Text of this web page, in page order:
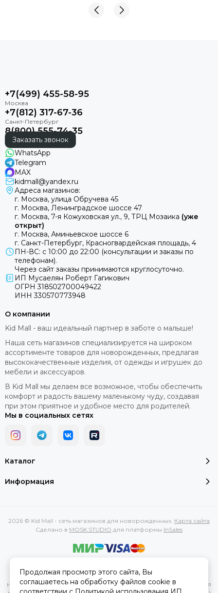
+7(499) 455-58-95
+7(812) 317-67-36
8(800) 555-74-35
Заказать звонок
WhatsApp
Telegram
MAX
kidmall@yandex.ru
Адреса магазинов:
г. Москва, улица Обручева 45
г. Москва, Ленинградское шоссе 47
г. Москва, 7-я Кожуховская ул., 9, ТРЦ Мозаика (уже
открыт)
г. Москва, Аминьевское шоссе 6
г. Санкт-Петербург, Красногвардейская площадь, 4
ПН-ВС: с 10:00 до 22:00 (консультации и заказы по
телефонам).
Через сайт заказы принимаются круглосуточно.
ИП Мусаелян Роберт Гагикович
ОГРН 318502700049422
ИНН 330570773948
Каталог
Информация
О компании
Kid Mall - ваш идеальный партнер в заботе о малыше!
Наша сеть магазинов специализируется на широком
ассортименте товаров для новорожденных, предлагая
высококачественные изделия, от одежды и игрушек до
мебели и аксессуаров.
В Kid Mall мы делаем все возможное, чтобы обеспечить
комфорт и радость вашему маленькому чуду, создавая
при этом приятное и удобное место для родителей.
Мы в социальных сетях
2026 © Kid Mall - сеть магазинов для новорожденных. Карта сайта
Сделано в MOSK.STUDIO для платформы InSales
характеристик, стоимости товаров и услуг, носит
информационный характер и ни при каких условиях не является
Продолжая просмотр этого сайта, Вы
соглашаетесь на обработку файлов cookie в